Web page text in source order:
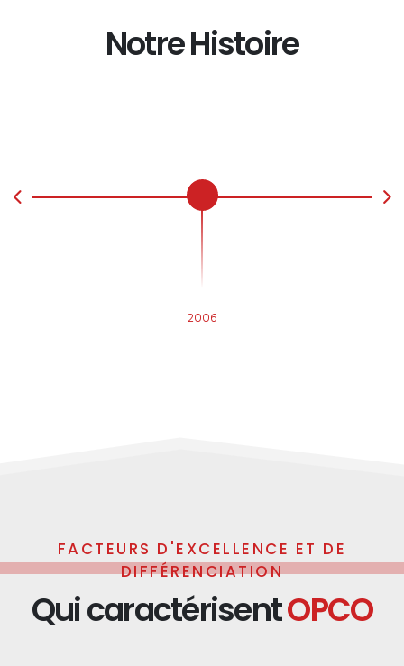
Notre Histoire
2006
FACTEURS D'EXCELLENCE ET DE
DIFFÉRENCIATION
Qui caractérisentOPCO